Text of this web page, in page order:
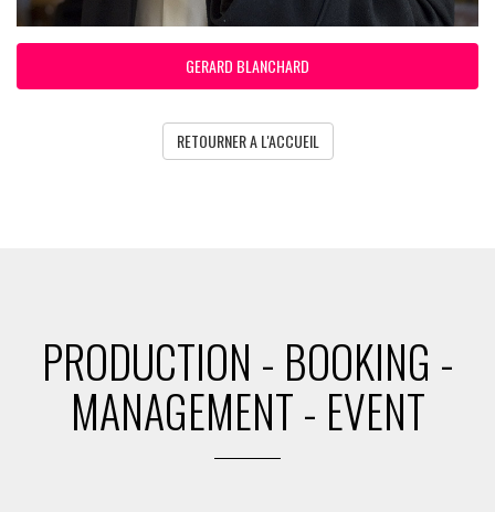
GERARD BLANCHARD
RETOURNER A L'ACCUEIL
PRODUCTION - BOOKING -
MANAGEMENT - EVENT